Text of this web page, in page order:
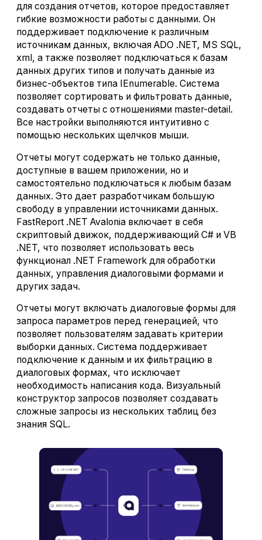
для создания отчетов, которое предоставляет
гибкие возможности работы с данными. Он
поддерживает подключение к различным
источникам данных, включая ADO .NET, MS SQL,
xml, а также позволяет подключаться к базам
данных других типов и получать данные из
бизнес-объектов типа IEnumerable. Система
позволяет сортировать и фильтровать данные,
создавать отчеты с отношениями master-detail.
Все настройки выполняются интуитивно с
помощью нескольких щелчков мыши.
Отчеты могут содержать не только данные,
доступные в вашем приложении, но и
самостоятельно подключаться к любым базам
данных. Это дает разработчикам большую
свободу в управлении источниками данных.
FastReport .NET Avalonia включает в себя
скриптовый движок, поддерживающий C# и VB
.NET, что позволяет использовать весь
функционал .NET Framework для обработки
данных, управления диалоговыми формами и
других задач.
Отчеты могут включать диалоговые формы для
запроса параметров перед генерацией, что
позволяет пользователям задавать критерии
выборки данных. Система поддерживает
подключение к данным и их фильтрацию в
диалоговых формах, что исключает
необходимость написания кода. Визуальный
конструктор запросов позволяет создавать
сложные запросы из нескольких таблиц без
знания SQL.